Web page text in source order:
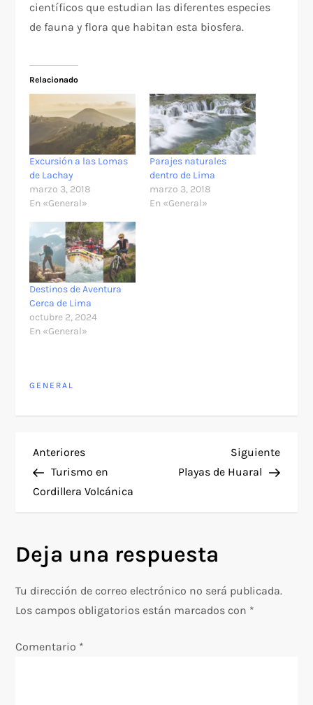
científicos que estudian las diferentes especies
de fauna y flora que habitan esta biosfera.
Relacionado
Excursión a las Lomas
de Lachay
marzo 3, 2018
En «General»
Parajes naturales
dentro de Lima
marzo 3, 2018
En «General»
Destinos de Aventura
Cerca de Lima
octubre 2, 2024
En «General»
GENERAL
N
a
e
g
a
c
Entrada
anterior
Anteriores
Turismo en
Cordillera Volcánica
Siguiente
Playas de Huaral
Deja una respuesta
Tu dirección de correo electrónico no será publicada.
Los campos obligatorios están marcados con *
Comentario *